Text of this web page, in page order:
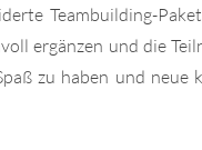
Teambuilding-
ergänzen und die
zu haben und neue